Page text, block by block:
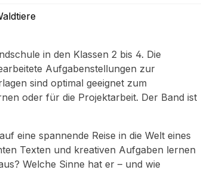
in den Klassen 2 bis 4. Die
Aufgabenstellungen zur
sind optimal geeignet zum
oder für die Projektarbeit. Der Band ist
eine spannende Reise in die Welt eines
Texten und kreativen Aufgaben lernen
Welche Sinne hat er – und wie